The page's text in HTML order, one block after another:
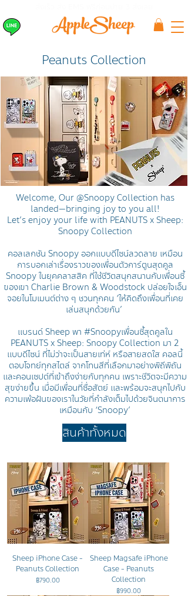
Peanuts Collection
Welcome, Our @Snoopy Collection has
landed—bringing joy to you all!
Let’s enjoy your life with PEANUTS x Sheep:
Snoopy Collection
คอลเลกชัน Snoopy ออกแบบดีไซน์ลวดลาย เหมือน
การบอกเล่าเรื่องราวของเพื่อนตัวการ์ตูนสุดคูล
Snoopy ในยุคคลาสสิค ที่ใช้ชีวิตสนุกสนานกับเพื่อนซี้
ของเขา Charlie Brown & Woodstock ปล่อยใจเอ็น
จอยในโมเมนต์ต่าง ๆ ชวนทุกคน ‘ให้คิดถึงเพื่อนที่เคย
เล่นสนุกด้วยกัน’
แบรนด์ Sheep พา #Snoopyเพื่อนซี้สุดคูลใน
PEANUTS x Sheep: Snoopy Collection มา 2
แบบดีไซน์ ที่ไม่ว่าจะเป็นสายเท่ห์ หรือสายสดใส คอลนี้
ตอบโจทย์ทุกสไตล์ จากโทนสีที่เลือกมาอย่างพิถีพิถัน
และคอนเซปต์ที่เข้าถึงง่ายกับทุกคน เพราะชีวิตจะมีความ
สุขง่ายขึ้น เมื่อมีเพื่อนที่ซื่อสัตย์ และพร้อมจะสนุกไปกับ
ความเพ้อฝันของเราในวัยที่กำลังเต็มไปด้วยจินตนาการ
เหมือนกับ ‘Snoopy’
สินค้าทั้งหมด
Sheep iPhone Case -
Peanuts Collection
ราคา
฿790.00
Sheep Magsafe iPhone
Case - Peanuts
Collection
ราคา
฿990.00